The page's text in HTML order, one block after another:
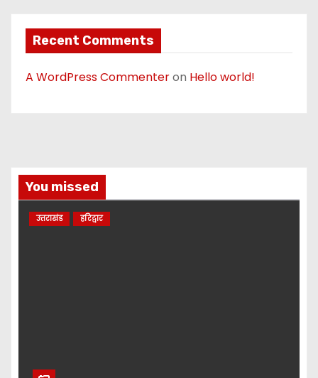
Recent Comments
A WordPress Commenteron Hello world!
You missed
उत्तराखंड हरिद्वार